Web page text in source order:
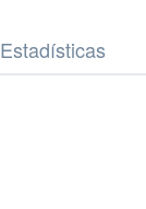
Estadísticas